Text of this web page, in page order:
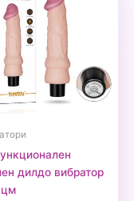
дилдо вибратор
цм